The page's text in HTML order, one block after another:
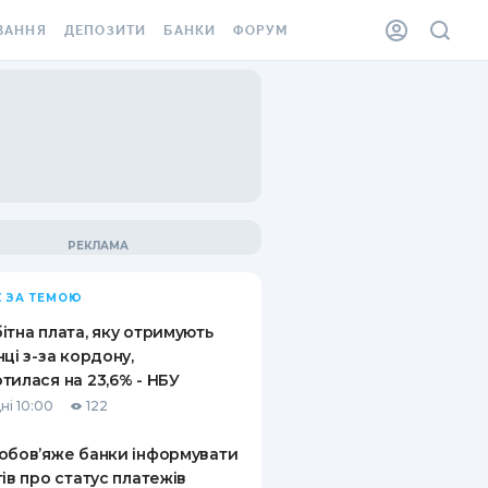
ВІНЬЄТКА
ВІД
ВИПАДКІВ
ДЕПОЗИТИ
ПИТАННЯ ТА ВІДПОВІДІ
ПУТІВНИКИ ПО
ЗАОЩАДЖЕННЯМ
БАНКИ ФОРУМ
ЗА ТЕМОЮ
плата, яку отримують
з-за кордону,
на 23,6% - НБУ
10:00 122
банки інформувати
про статус платежів